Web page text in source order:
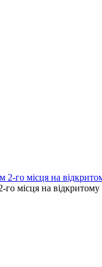
го місця на відкритому